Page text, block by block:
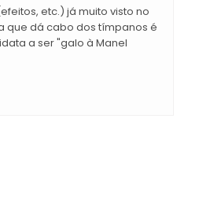
etc.) já muito visto no
que dá cabo dos tímpanos é
a ser "galo à Manel